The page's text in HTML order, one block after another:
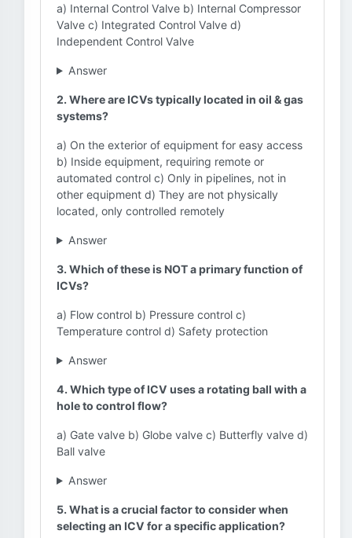
a) Internal Control Valve b) Internal Compressor
Valve c) Integrated Control Valve d)
Independent Control Valve
Answer
2. Where are ICVs typically located in oil & gas
systems?
a) On the exterior of equipment for easy access
b) Inside equipment, requiring remote or
automated control c) Only in pipelines, not in
other equipment d) They are not physically
located, only controlled remotely
Answer
3. Which of these is NOT a primary function of
ICVs?
a) Flow control b) Pressure control c)
Temperature control d) Safety protection
Answer
4. Which type of ICV uses a rotating ball with a
hole to control flow?
a) Gate valve b) Globe valve c) Butterfly valve d)
Ball valve
Answer
5. What is a crucial factor to consider when
selecting an ICV for a specific application?